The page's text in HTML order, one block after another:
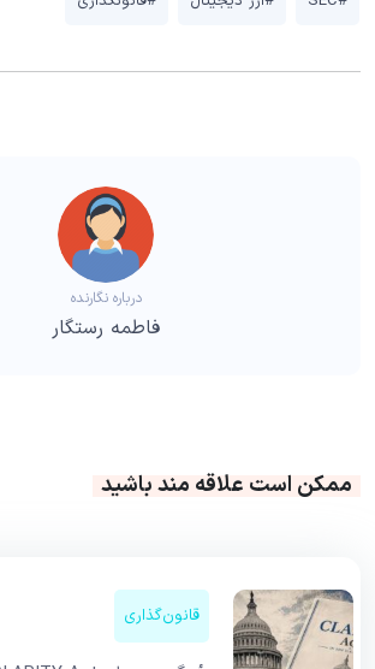
درباره نگارنده
فاطمه رستگار
ممکن است علاقه مند باشید
قانون‌گذاری